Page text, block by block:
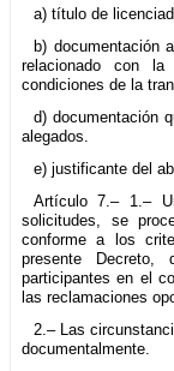
a) título de
b) documentación
relacionado con
condiciones de la
d) documentación
alegados.
e) justificante del
Artículo 7.– 1.–
solicitudes, se
conforme a los
presente
participantes en el
las reclamaciones
2.– Las
documentalmente.